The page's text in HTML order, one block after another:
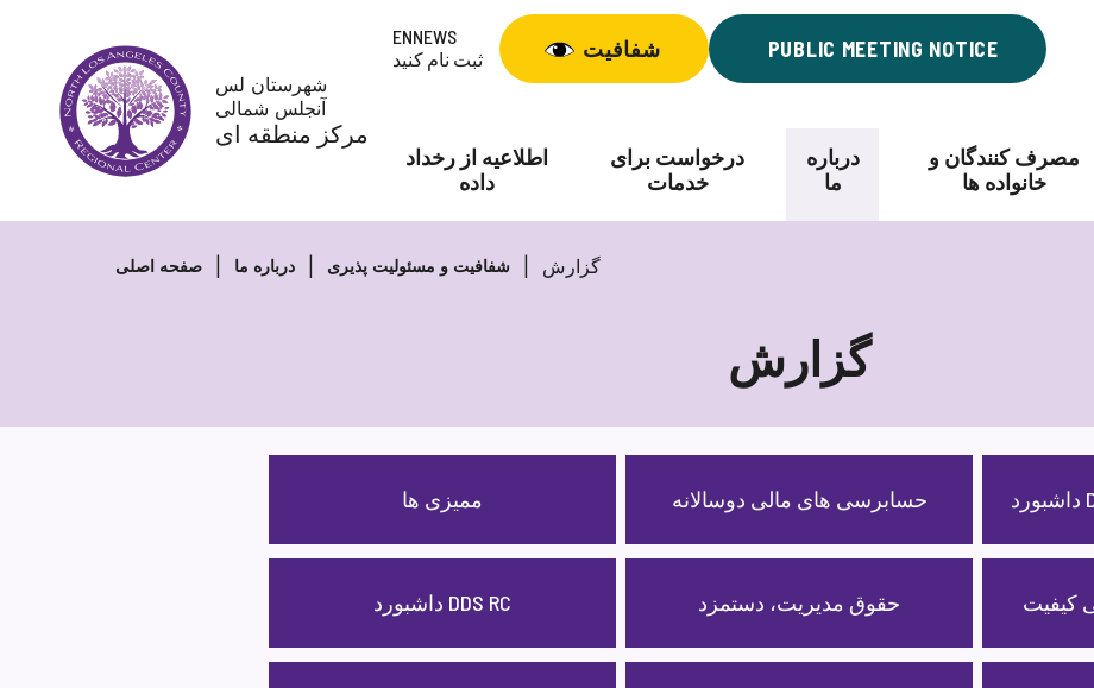
content
شهرستان لس
آنجلس شمالی
مرکز منطقه ای
ENNEWS
ثبت نام کنید
شفافیت PUBLIC MEETING NOTICE
اطلاعیه از رخداد
داده
درخواست برای
خدمات
درباره
ما
مصرف کنندگان و
خانواده ها
صفحه اصلی درباره ما شفافیت و مسئولیت پذیری گزارش
گزارش
گزارش
ممیزی ها حسابرسی های مالی دوسالانه
داشبورد DDS RC حقوق مدیریت، دستمزد